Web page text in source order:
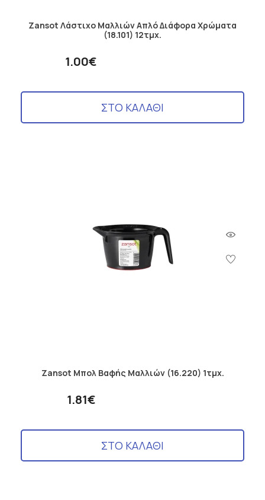
Zansot Λάστιχο Μαλλιών Απλό Διάφορα Χρώματα
(18.101) 12τμχ.
1.00€
ΣΤΟ ΚΑΛΑΘΙ
Zansot Μπoλ Βαφής Μαλλιών (16.220) 1τμχ.
1.81€
ΣΤΟ ΚΑΛΑΘΙ